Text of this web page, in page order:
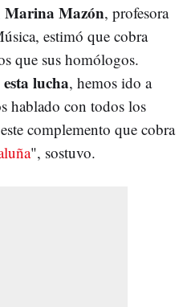
Marina Mazón, profesora
estimó que cobra
que sus homólogos.
lucha, hemos ido a
hablado con todos los
complemento que cobra
", sostuvo.